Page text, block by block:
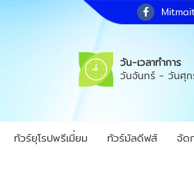
วัน-เวลาทำการ
วันจันทร์ - วันศุก
ทัวร์ยุโรปพรีเมี่ยม ทัวร์มัลดีฟส์ จัด